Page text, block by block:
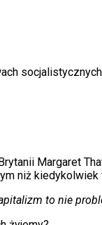
niż
to nie